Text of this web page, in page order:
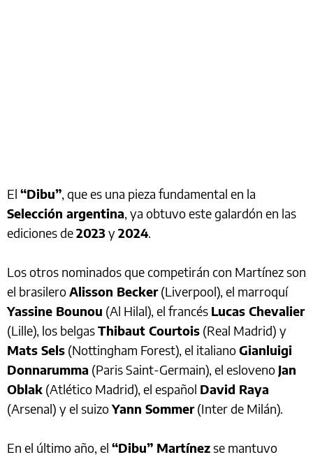
El “Dibu”, que es una pieza fundamental en la
Selección argentina, ya obtuvo este galardón en las
ediciones de2023y2024.
Los otros nominados que competirán con Martínez son
el brasileroAlisson Becker(Liverpool), el marroquí
Yassine Bounou (Al Hilal), el francés Lucas Chevalier
(Lille), los belgasThibaut Courtois (Real Madrid) y
Mats Sels (Nottingham Forest), el italianoGianluigi
Donnarumma (Paris Saint-Germain), el esloveno Jan
Oblak (Atlético Madrid), el español David Raya
(Arsenal) y el suizoYann Sommer(Inter de Milán).
En el último año, el “Dibu” Martínezse mantuvo